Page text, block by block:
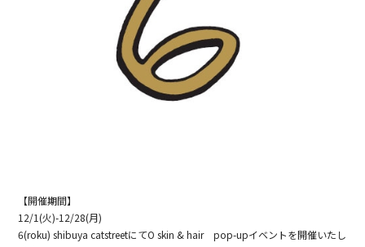
【開催期間】
12/1(火)-12/28(月)
6(roku) shibuya catstreetにてO skin & hair pop-upイベントを開催いたし